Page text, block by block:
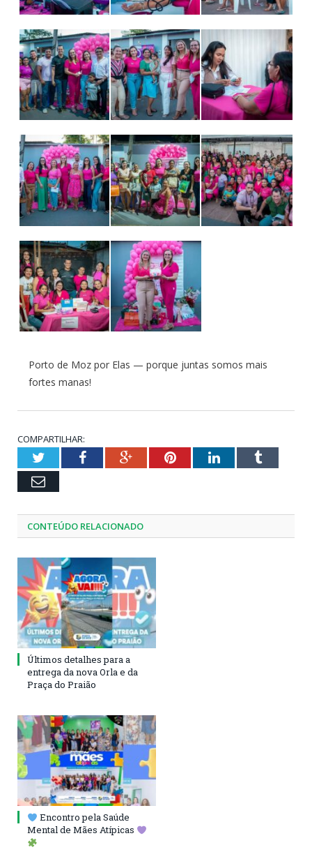
Porto de Moz por Elas — porque juntas somos mais
fortes manas!
COMPARTILHAR:
TwitterFacebookGoogle+PinterestLinkedInTumblr
Email
CONTEÚDO RELACIONADO
Últimos detalhes para a
entrega da nova Orla e da
Praça do Praião
Encontro pela Saúde
Mental de Mães Atípicas